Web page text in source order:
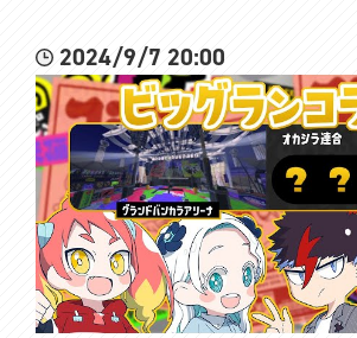
2024/9/7 20:00